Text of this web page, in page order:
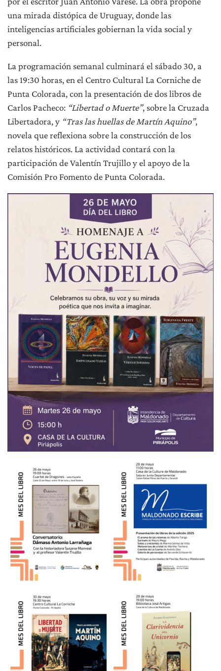
una mirada distópica de Uruguay, donde las
inteligencias artificiales gobiernan la vida social y
personal.
La programación semanal culminará el sábado 30, a
las 19:30 horas, en el Centro Cultural La Corniche de
Punta Colorada, con la presentación de dos libros de
Carlos Pacheco: “Libertad o Muerte”, sobre la Cruzada
Libertadora, y “Tras las huellas de Martín Aquino”,
novela que reflexiona sobre la construcción de los
relatos históricos. La actividad contará con la
participación de Valentín Trujillo y el apoyo de la
Comisión Pro Fomento de Punta Colorada.